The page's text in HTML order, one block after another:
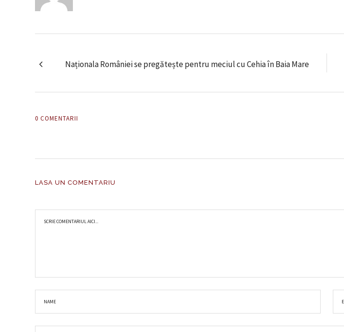
Naționala României se pregătește pentru meciul cu Cehia în Baia Mare
0 COMENTARII
LASA UN COMENTARIU